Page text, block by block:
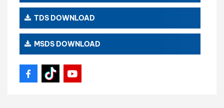
TDS DOWNLOAD
MSDS DOWNLOAD